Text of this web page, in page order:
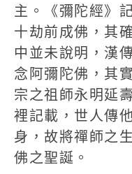
主。《彌陀經》
十劫前成佛，其
中並未說明，漢
念阿彌陀佛，其
宗之祖師永明延
裡記載，世人傳
身，故將禪師之
佛之聖誕。